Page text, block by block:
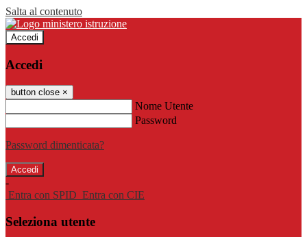
Salta al contenuto
Accedi
Accedi
button close ×
Nome Utente
Password
Password dimenticata?
-
Entra con SPID Entra con CIE
Seleziona utente